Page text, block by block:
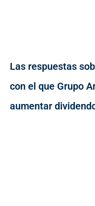
Las respuestas
con el que Grupo
aumentar